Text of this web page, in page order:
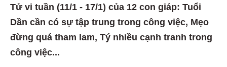
Tử vi tuần (11/1 - 17/1) của 12 con giáp: Tuổi
Dần cần có sự tập trung trong công việc, Mẹo
đừng quá tham lam, Tý nhiều cạnh tranh trong
công việc...